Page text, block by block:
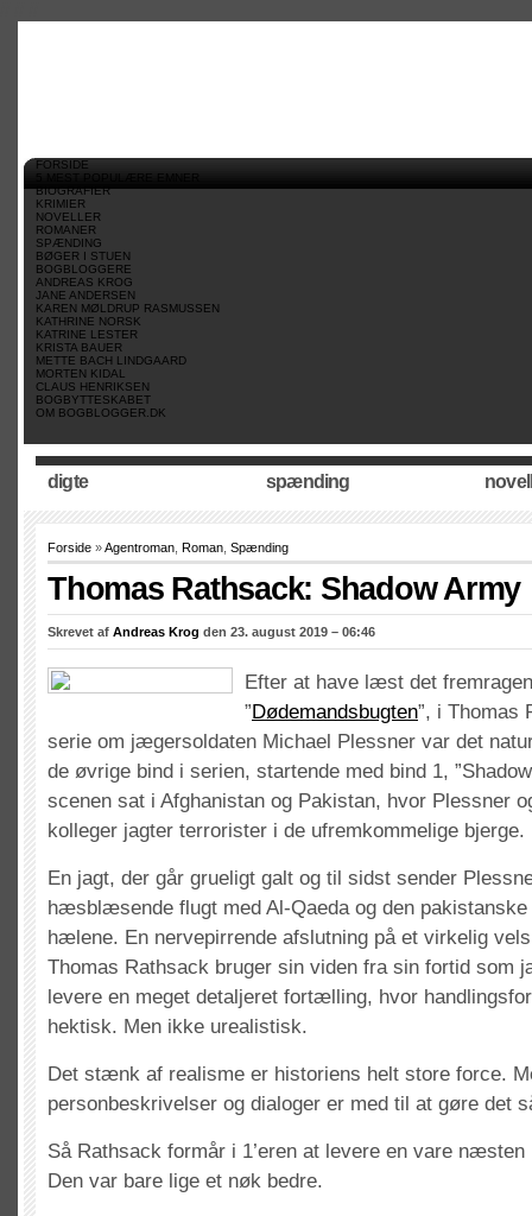
FORSIDE
5 MEST POPULÆRE EMNER
BIOGRAFIER
KRIMIER
NOVELLER
ROMANER
SPÆNDING
BØGER I STUEN
BOGBLOGGERE
ANDREAS KROG
JANE ANDERSEN
KAREN MØLDRUP RASMUSSEN
KATHRINE NORSK
KATRINE LESTER
KRISTA BAUER
METTE BACH LINDGAARD
MORTEN KIDAL
CLAUS HENRIKSEN
BOGBYTTESKABET
OM BOGBLOGGER.DK
digte spænding
Forside »Agentroman Roman Spænding
Thomas Rathsack: Shadow Army
Skrevet af Andreas Krog den 23. august 2019 – 06:46
Efter at have læst det
”Dødemandsbugten”, i Thomas
serie om jægersoldaten Michael Plessner var det
de øvrige bind i serien, startende med bind 1,
scenen sat i Afghanistan og Pakistan, hvor Plessner
kolleger jagter terrorister i de ufremkommelige bjerge.
En jagt, der går grueligt galt og til sidst sender
hæsblæsende flugt med Al-Qaeda og den
hælene. En nervepirrende afslutning på et virkelig
Thomas Rathsack bruger sin viden fra sin fortid som
levere en meget detaljeret fortælling, hvor
hektisk. Men ikke urealistisk.
Det stænk af realisme er historiens helt store force.
personbeskrivelser og dialoger er med til at gøre det
Så Rathsack formår i 1’eren at levere en vare næsten
Den var bare lige et nøk bedre.